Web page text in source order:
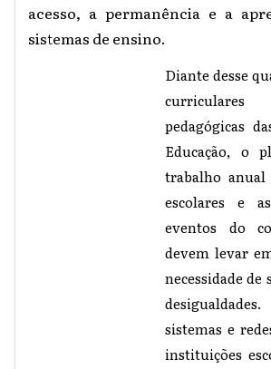
acesso, a permanência e a
sistemas de ensino.
Diante desse
pedagógicas
Educação, o
trabalho anual
escolares e
eventos do
devem levar
necessidade de
sistemas e
instituições